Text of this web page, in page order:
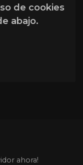
de cookies
abajo.
ahora!